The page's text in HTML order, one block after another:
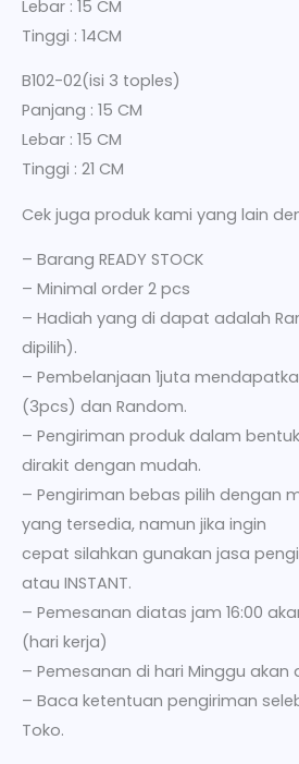
Lebar : 15 CM
Tinggi : 14CM
B102-02(isi 3 toples)
Panjang : 15 CM
Lebar : 15 CM
Tinggi : 21 CM
Cek juga produk kami yang lain
– Barang READY STOCK
– Minimal order 2 pcs
– Hadiah yang di dapat adalah
dipilih).
– Pembelanjaan 1juta
(3pcs) dan Random.
– Pengiriman produk dalam
dirakit dengan mudah.
– Pengiriman bebas pilih dengan
yang tersedia, namun jika ingin
cepat silahkan gunakan jasa
atau INSTANT.
– Pemesanan diatas jam 16:00
(hari kerja)
– Pemesanan di hari Minggu akan
– Baca ketentuan pengiriman
Toko.